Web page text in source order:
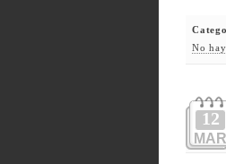
No
12
MAR